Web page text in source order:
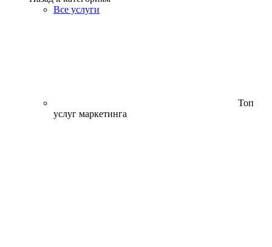
Все услуги
Топ
услуг маркетинга